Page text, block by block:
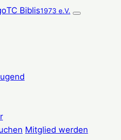
TC Biblis1973 e.V.
Mitglied werden